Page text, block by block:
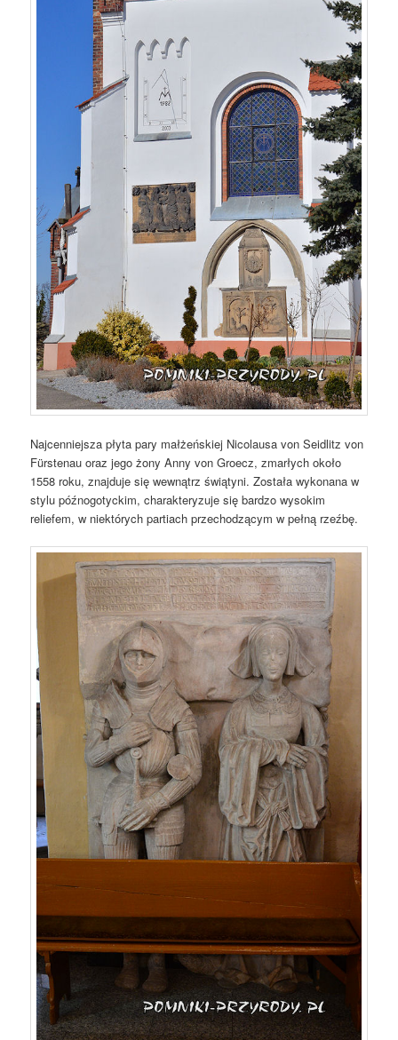
Najcenniejsza płyta pary małżeńskiej Nicolausa von Seidlitz von
Fürstenau oraz jego żony Anny von Groecz, zmarłych około
1558 roku, znajduje się wewnątrz świątyni. Została wykonana w
stylu późnogotyckim, charakteryzuje się bardzo wysokim
reliefem, w niektórych partiach przechodzącym w pełną rzeźbę.